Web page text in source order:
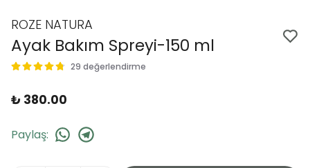
ROZE NATURA
Ayak Bakım Spreyi-150 ml
29 değerlendirme
₺ 380.00
Paylaş: